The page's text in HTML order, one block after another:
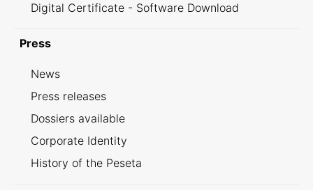
Digital Certificate - Software Download
Press
News
Press releases
Dossiers available
Corporate Identity
History of the Peseta